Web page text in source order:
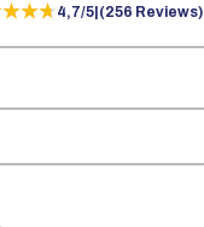
4,7/5 (256 Reviews)